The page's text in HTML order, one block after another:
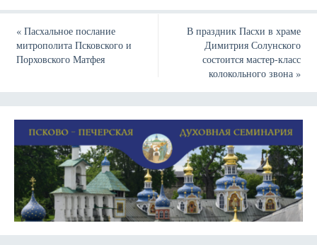
«Пасхальное послание
митрополита Псковского и
Порховского Матфея
В праздник Пасхи в храме
Димитрия Солунского
состоится мастер-класс
колокольного звона»